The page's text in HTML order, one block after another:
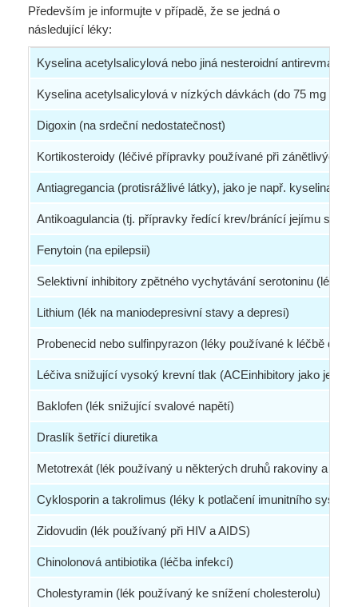
Především je informujte v případě, že se jedná o
následující léky:
Kyselina acetylsalicylová nebo jiná nesteroidní
Kyselina acetylsalicylová v nízkých dávkách (do 75 mg za
Digoxin (na srdeční nedostatečnost)
Kortikosteroidy (léčivé přípravky používané při zánětlivých
Antiagregancia (protisrážlivé látky), jako je např. kyselina
Antikoagulancia (tj. přípravky ředící krev/bránící jejímu
Fenytoin (na epilepsii)
Selektivní inhibitory zpětného vychytávání serotoninu (léky
Lithium (lék na maniodepresivní stavy a depresi)
Probenecid nebo sulfinpyrazon (léky používané k léčbě dny)
Léčiva snižující vysoký krevní tlak (ACEinhibitory jako je
Baklofen (lék snižující svalové napětí)
Draslík šetřící diuretika
Metotrexát (lék používaný u některých druhů rakoviny a při
Cyklosporin a takrolimus (léky k potlačení imunitního
Zidovudin (lék používaný při HIV a AIDS)
Chinolonová antibiotika (léčba infekcí)
Cholestyramin (lék používaný ke snížení cholesterolu)